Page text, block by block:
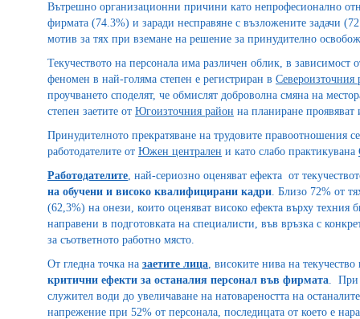
Вътрешно организационни причини като непрофесионално
фирмата (74.3%) и заради несправяне с възложените задачи
мотив за тях при вземане на решение за принудително
Текучеството на персонала има различен облик, в зависимост
феномен в най-голяма степен е регистриран в Североизточния
проучването споделят, че обмислят доброволна смяна на
степен заетите от Югоизточния район на планиране
Принудителното прекратяване на трудовите правоотношения
работодателите от Южен централен и като слабо практикувана
Работодателите, най-сериозно оценяват ефекта от
на обучени и високо квалифицирани кадри. Близо 72% от
(62,3%) на онези, които оценяват високо ефекта върху техния
направени в подготовката на специалисти, във връзка с
за съответното работно място.
От гледна точка на заетите лица, високите нива на
критични ефекти за останалия персонал във фирмата. При
служител води до увеличаване на натовареността на
напрежение при 52% от персонала, последицата от което е